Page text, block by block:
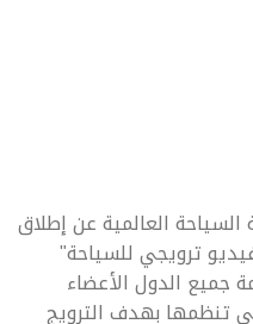
العالمية عن إطلاق
ترويجي للسياحة"
جميع الدول الأعضاء
تنظمها بهدف الترويج